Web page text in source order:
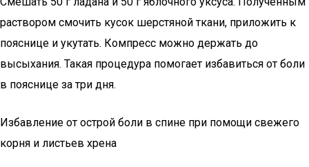
раствором смочить кусок шерстяной ткани, приложить к
пояснице и укутать. Компресс можно держать до
высыхания. Такая процедура помогает избавиться от боли
в пояснице за три дня.
Избавление от острой боли в спине при помощи свежего
корня и листьев хрена